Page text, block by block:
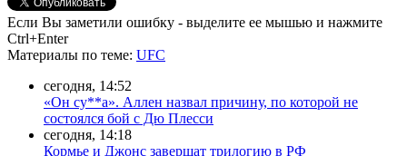
Если Вы заметили ошибку - выделите ее мышью и нажмите
Ctrl+Enter
Материалы по теме: UFC
сегодня, 14:52
«Он су**а». Аллен назвал причину, по которой не
состоялся бой с Дю Плесси
сегодня, 14:18
Кормье и Джонс завершат трилогию в РФ